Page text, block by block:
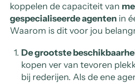
koppelen de capaciteit van
gespecialiseerde agenten in
Waarom is dit voor jou
De grootste
kopen ver van tevoren
bij rederijen. Als de ene